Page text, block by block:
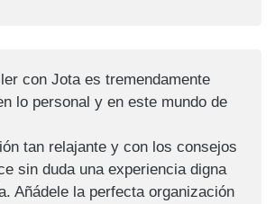
con Jota es tremendamente
lo personal y en este mundo de
tan relajante y con los consejos
sin duda una experiencia digna
Añádele la perfecta organización